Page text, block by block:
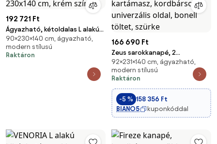
192 721 Ft
Ágyazható, kétoldalas L alakú
kanapé SILVIANO 230x140 cm,
krém színű
90×230×140 cm, ágyazható,
modern stílusú
Raktáron
166 690 Ft
Zeus sarokkanapé, 2
ágyneműtartóval, döntött
kartámasz, kordbársony,
univerzális oldal, bonell töltet,
szürke
92×231×140 cm, ágyazható,
modern stílusú
Raktáron
-5 % 158 356 Ft
BIANO5
kuponkóddal